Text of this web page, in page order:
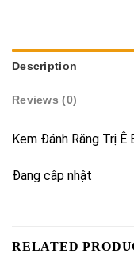
Description
Reviews (0)
Kem Đánh Răng Trị
Đang câp nhật
RELATED